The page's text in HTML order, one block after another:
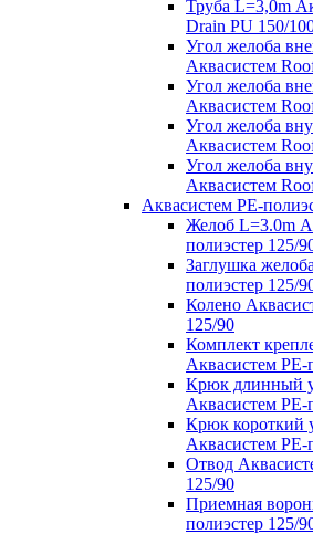
Труба L=3,0m
Drain PU 150/
Угол желоба
Аквасистем
Угол желоба
Аквасистем
Угол желоба
Аквасистем
Угол желоба
Аквасистем
Аквасистем PE-
Желоб L=3.0m
полиэстер 125/
Заглушка
полиэстер 125/
Колено
125/90
Комплект
Аквасистем PE-
Крюк длинный
Аквасистем PE-
Крюк короткий
Аквасистем PE-
Отвод
125/90
Приемная
полиэстер 125/